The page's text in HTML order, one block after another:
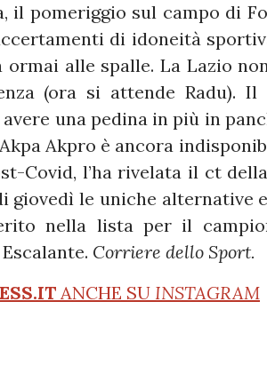
il pomeriggio sul campo di
di idoneità
alle spalle. La Lazio
(ora si attende Radu). Il
una pedina in più in
Akpro è ancora
Covid, l’ha rivelata il ct
giovedì le uniche alternative
nella lista per il
Corriere dello Sport.
ANCHE SU INSTAGRAM